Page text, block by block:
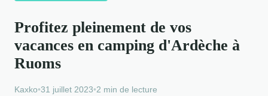
Profitez pleinement de vos
vacances en camping d'Ardèche à
Ruoms
Kaxko•31 juillet 2023•2 min de lecture